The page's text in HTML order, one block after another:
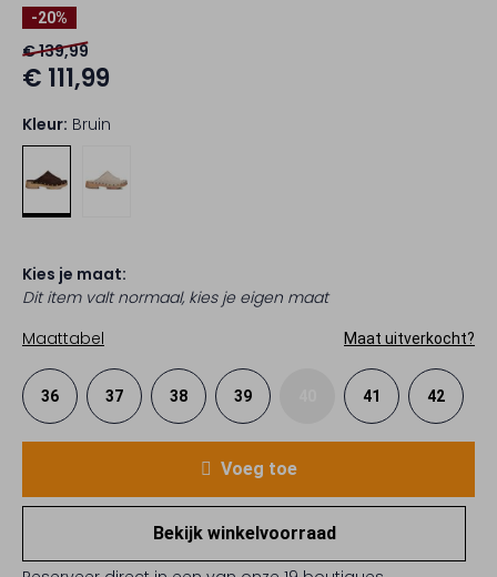
-20%
€ 139,99
€ 111,99
Kleur: Bruin
Kies je maat:
Dit item valt normaal, kies je eigen maat
Maattabel
Maat uitverkocht?
36 37 38 39 41 42
Voeg toe
Bekijk winkelvoorraad